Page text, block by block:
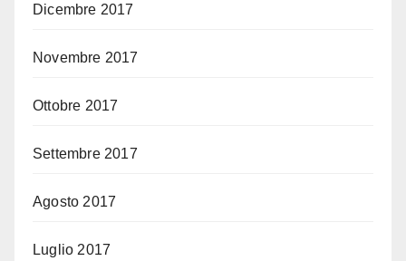
Dicembre 2017
Novembre 2017
Ottobre 2017
Settembre 2017
Agosto 2017
Luglio 2017